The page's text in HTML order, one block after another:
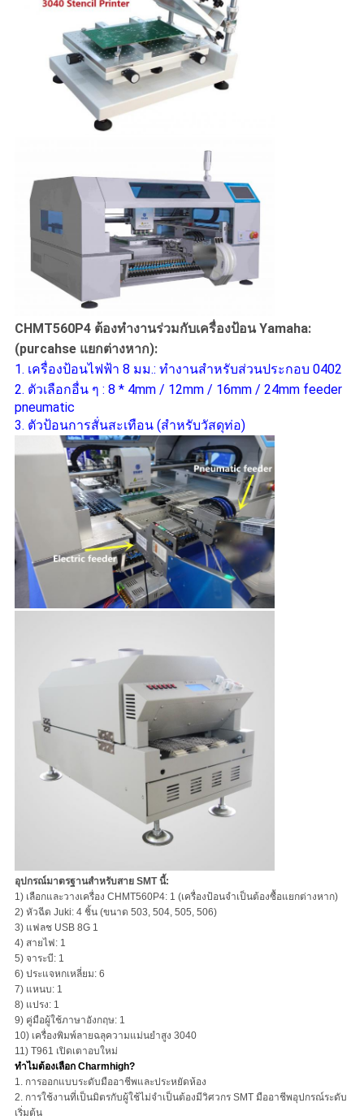
CHMT560P4 ต้องทำงานร่วมกับเครื่องป้อน Yamaha:
(purcahse แยกต่างหาก):
1. เครื่องป้อนไฟฟ้า 8 มม.: ทำงานสำหรับส่วนประกอบ 0402
2. ตัวเลือกอื่น ๆ : 8 * 4mm / 12mm / 16mm / 24mm feeder
pneumatic
3. ตัวป้อนการสั่นสะเทือน (สำหรับวัสดุท่อ)
อุปกรณ์มาตรฐานสำหรับสาย SMT นี้:
1) เลือกและวางเครื่อง CHMT560P4: 1 (เครื่องป้อนจำเป็นต้องซื้อแยกต่างหาก)
2) หัวฉีด Juki: 4 ชิ้น (ขนาด 503, 504, 505, 506)
3) แฟลช USB 8G 1
4) สายไฟ: 1
5) จาระบี: 1
6) ประแจหกเหลี่ยม: 6
7) แหนบ: 1
8) แปรง: 1
9) คู่มือผู้ใช้ภาษาอังกฤษ: 1
10) เครื่องพิมพ์ลายฉลุความแม่นยำสูง 3040
11) T961 เปิดเตาอบใหม่
ทำไมต้องเลือก Charmhigh?
1. การออกแบบระดับมืออาชีพและประหยัดห้อง
2. การใช้งานที่เป็นมิตรกับผู้ใช้ไม่จำเป็นต้องมีวิศวกร SMT มืออาชีพอุปกรณ์ระดับ
เริ่มต้น